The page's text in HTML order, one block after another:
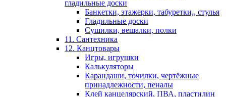
гладильные доски
Банкетки, этажерки, табуретки,, стулья
Гладильные доски
Сушилки, вешалки, полки
11. Сантехника
12. Канцтовары
Игры, игрушки
Калькуляторы
Карандаши, точилки, чертёжные
принадлежности, пеналы
Клей канцелярский, ПВА, пластилин